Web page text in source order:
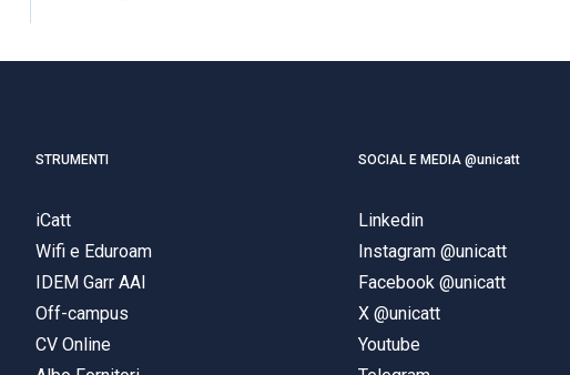
STRUMENTI
iCatt
Wifi e Eduroam
IDEM Garr AAI
Off-campus
CV Online
SOCIAL E MEDIA @unicatt
Linkedin
Instagram @unicatt
Facebook @unicatt
X @unicatt
Youtube